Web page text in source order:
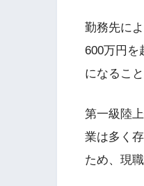
勤務先に
600万円を
になるこ
第一級陸
業は多く
ため、現